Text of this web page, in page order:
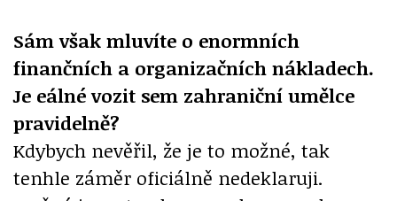
Sám však mluvíte o enormních
finančních a organizačních nákladech.
Je eálné vozit sem zahraniční umělce
pravidelně?
Kdybych nevěřil, že je to možné, tak
tenhle záměr oficiálně nedeklaruji.